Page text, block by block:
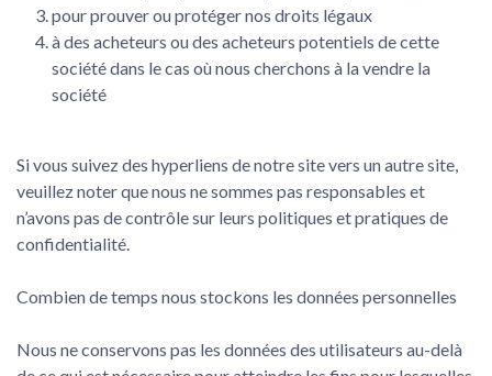
pour prouver ou protéger nos droits légaux
à des acheteurs ou des acheteurs potentiels de cette
société dans le cas où nous cherchons à la vendre la
société
Si vous suivez des hyperliens de notre site vers un autre site,
veuillez noter que nous ne sommes pas responsables et
n’avons pas de contrôle sur leurs politiques et pratiques de
confidentialité.
Combien de temps nous stockons les données personnelles
Nous ne conservons pas les données des utilisateurs au-delà